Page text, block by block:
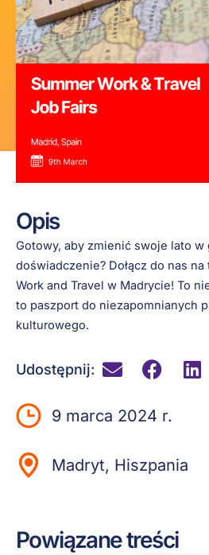
Opis
Gotowy, aby zmienić swoje lato w
doświadczenie? Dołącz do nas
Work and Travel w Madrycie! To
to paszport do niezapomnianych
kulturowego.
Udostępnij:
9 marca 2024 r.
Madryt, Hiszpania
Powiązane treści